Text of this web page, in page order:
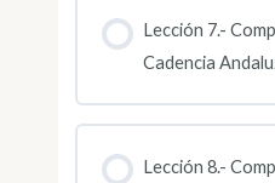
Lección 7.-
Cadencia
Lección 8.-